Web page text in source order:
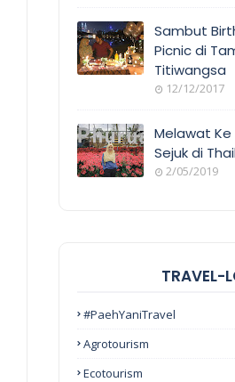
Sambut
Picnic di
Titiwangsa
12/12/2017
Melawat
Sejuk di
2/05/2019
TRAVEL-
#PaehYaniTravel
Agrotourism
Ecotourism